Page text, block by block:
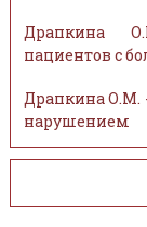
Драпкина
пациентов с
Драпкина О.М.
нарушением